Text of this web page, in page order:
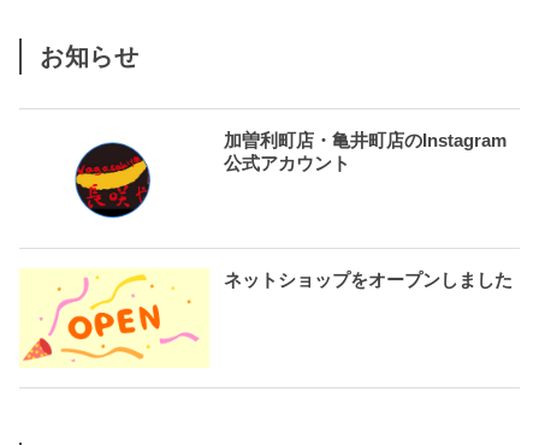
お知らせ
加曽利町店・亀井町店のInstagram
公式アカウント
ネットショップをオープンしました